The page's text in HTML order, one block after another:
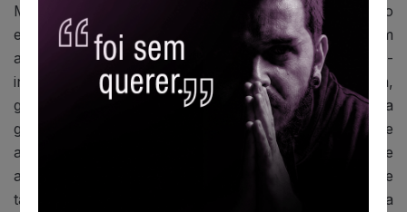
Margoux etc). É uva mais difundida em todo o mundo
e responsável pelos melhores rótulos do planeta. Tem
amadurecimento tardio e produz tintos secos de semi-
incorpados a incorpados; tânico quando jovem,
garante um melhor envelhecimento da bebida na
garrafa e a passagem pelo barril de carvalho pode
aparar suas arestas. Tem um amplo espectro de
aromas: frutas vermelhas, café, chocolate geléia e
tabaco, quando envelhecidos. No Chile tem uma